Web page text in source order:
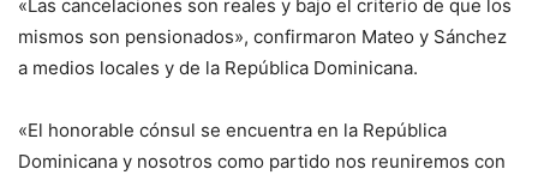
«Las cancelaciones son reales y bajo el criterio de que los
mismos son pensionados», confirmaron Mateo y Sánchez
a medios locales y de la República Dominicana.
«El honorable cónsul se encuentra en la República
Dominicana y nosotros como partido nos reuniremos con